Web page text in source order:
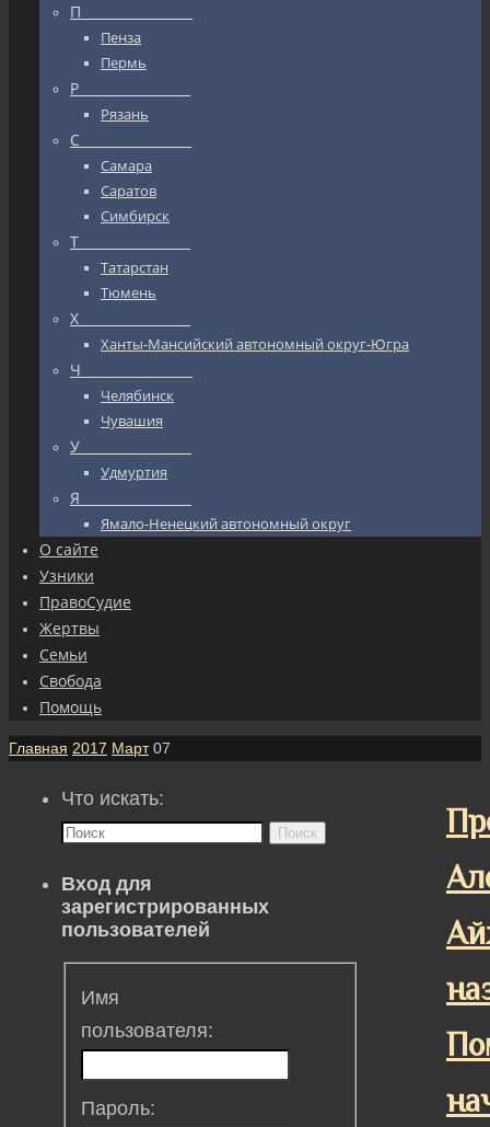
П_________________
Пенза
Пермь
Р_________________
Рязань
С_________________
Самара
Саратов
Симбирск
Т_________________
Татарстан
Тюмень
Х_________________
Ханты-Мансийский автономный округ-Югра
Ч_________________
Челябинск
Чувашия
У_________________
Удмуртия
Я_________________
Ямало-Ненецкий автономный округ
О сайте
Узники
ПравоСудие
Жертвы
Семьи
Свобода
Помощь
Главная 2017 Март 07
Что искать:
Поиск
Вход для
зарегистрированных
пользователей
Имя
пользователя:
Пароль: